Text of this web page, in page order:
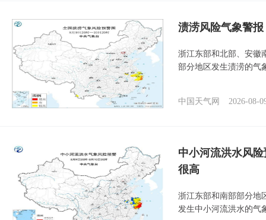
渍涝风险气象警
浙江东部和北部、安徽
部分地区发生渍涝的气
中国天气网 2026-08-
中小河流洪水风
很高
浙江东部和南部部分地
发生中小河流洪水的气